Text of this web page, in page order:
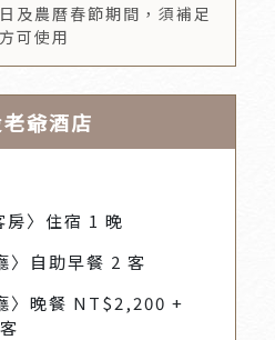
及農曆春節期間，須補足
可使用
爺酒店
房〉住宿 1 晚
〉自助早餐 2 客
〉晚餐 NT$2,200 +